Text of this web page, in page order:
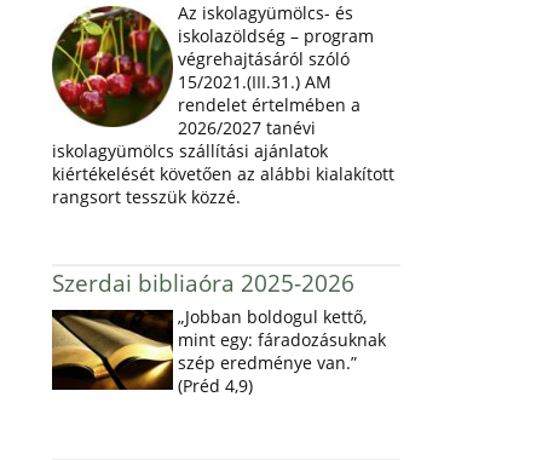
Az iskolagyümölcs- és
iskolazöldség – program
végrehajtásáról szóló
15/2021.(III.31.) AM
rendelet értelmében a
2026/2027 tanévi
iskolagyümölcs szállítási ajánlatok
kiértékelését követően az alábbi kialakított
rangsort tesszük közzé.
Szerdai bibliaóra 2025-2026
„Jobban boldogul kettő,
mint egy: fáradozásuknak
szép eredménye van.”
(Préd 4,9)